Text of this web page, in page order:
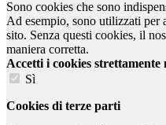
Sono cookies che sono
Ad esempio, sono utilizzati per
sito. Senza questi cookies, il
maniera corretta.
Accetti i cookies strettamente
Sì
Cookies di terze parti